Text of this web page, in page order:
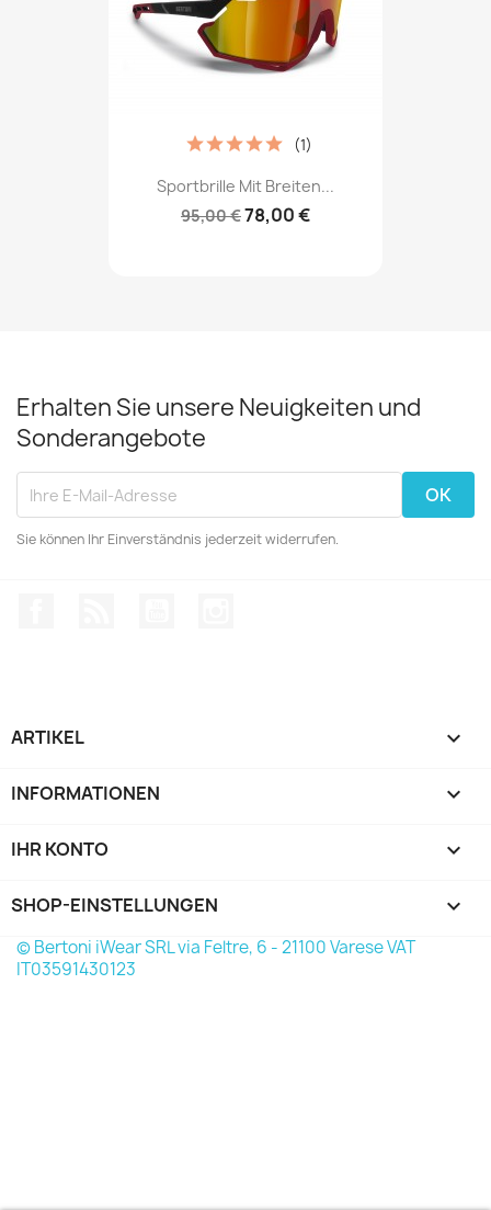
Sportbrille Mit Breiten...
95,00 €78,00 €
(1)
Erhalten Sie unsere Neuigkeiten und
Sonderangebote
Sie können Ihr Einverständnis jederzeit widerrufen.
ARTIKEL 
INFORMATIONEN 
IHR KONTO 
SHOP-EINSTELLUNGEN keyboard_arrow_down
© Bertoni iWear SRL via Feltre, 6 - 21100 Varese VAT
IT03591430123